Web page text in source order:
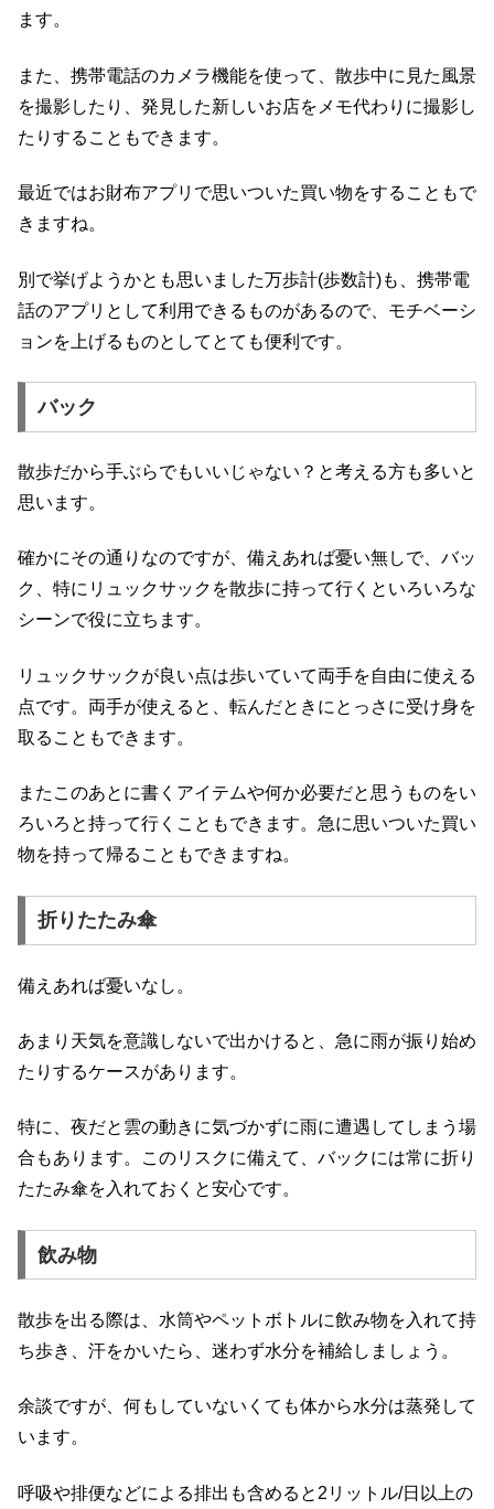
ます。
また、携帯電話のカメラ機能を使って、散歩中に見た風景
を撮影したり、発見した新しいお店をメモ代わりに撮影し
たりすることもできます。
最近ではお財布アプリで思いついた買い物をすることもで
きますね。
別で挙げようかとも思いました万歩計(歩数計)も、携帯電
話のアプリとして利用できるものがあるので、モチベーシ
ョンを上げるものとしてとても便利です。
バック
散歩だから手ぶらでもいいじゃない？と考える方も多いと
思います。
確かにその通りなのですが、備えあれば憂い無しで、バッ
ク、特にリュックサックを散歩に持って行くといろいろな
シーンで役に立ちます。
リュックサックが良い点は歩いていて両手を自由に使える
点です。両手が使えると、転んだときにとっさに受け身を
取ることもできます。
またこのあとに書くアイテムや何か必要だと思うものをい
ろいろと持って行くこともできます。急に思いついた買い
物を持って帰ることもできますね。
折りたたみ傘
備えあれば憂いなし。
あまり天気を意識しないで出かけると、急に雨が振り始め
たりするケースがあります。
特に、夜だと雲の動きに気づかずに雨に遭遇してしまう場
合もあります。このリスクに備えて、バックには常に折り
たたみ傘を入れておくと安心です。
飲み物
散歩を出る際は、水筒やペットボトルに飲み物を入れて持
ち歩き、汗をかいたら、迷わず水分を補給しましょう。
余談ですが、何もしていないくても体から水分は蒸発して
います。
呼吸や排便などによる排出も含めると2リットル/日以上の